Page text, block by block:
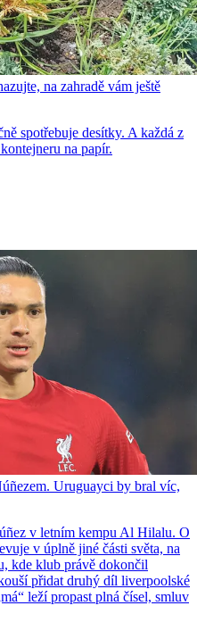
na zahradě vám ještě
spotřebuje desítky. A každá z
na papír.
Uruguayci by bral víc,
v letním kempu Al Hilalu. O
v úplně jiné části světa, na
kde klub právě dokončil
přidat druhý díl liverpoolské
leží propast plná čísel, smluv